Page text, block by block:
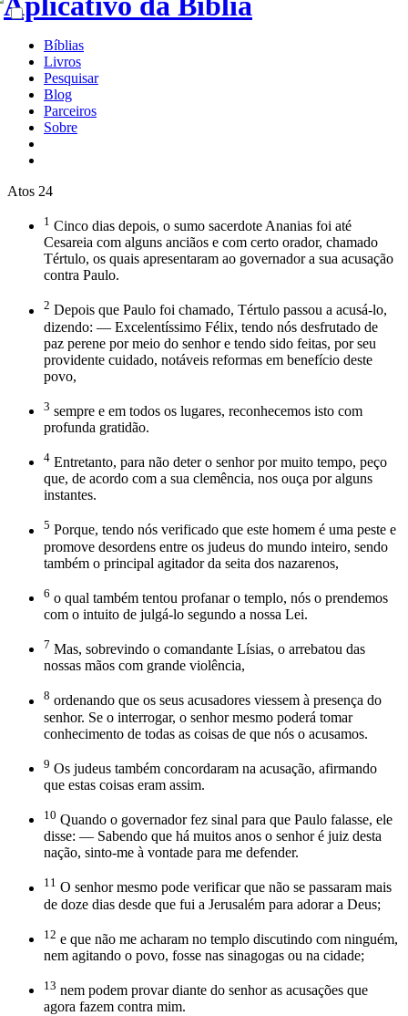
Bíblias
Livros
Pesquisar
Blog
Parceiros
Sobre
Atos 24
1 Cinco dias depois, o sumo sacerdote Ananias foi até
Cesareia com alguns anciãos e com certo orador, chamado
Tértulo, os quais apresentaram ao governador a sua acusação
contra Paulo.
2 Depois que Paulo foi chamado, Tértulo passou a acusá-lo,
dizendo: — Excelentíssimo Félix, tendo nós desfrutado de
paz perene por meio do senhor e tendo sido feitas, por seu
providente cuidado, notáveis reformas em benefício deste
povo,
3 sempre e em todos os lugares, reconhecemos isto com
profunda gratidão.
4 Entretanto, para não deter o senhor por muito tempo, peço
que, de acordo com a sua clemência, nos ouça por alguns
instantes.
5 Porque, tendo nós verificado que este homem é uma peste e
promove desordens entre os judeus do mundo inteiro, sendo
também o principal agitador da seita dos nazarenos,
6 o qual também tentou profanar o templo, nós o prendemos
com o intuito de julgá-lo segundo a nossa Lei.
7 Mas, sobrevindo o comandante Lísias, o arrebatou das
nossas mãos com grande violência,
8 ordenando que os seus acusadores viessem à presença do
senhor. Se o interrogar, o senhor mesmo poderá tomar
conhecimento de todas as coisas de que nós o acusamos.
9 Os judeus também concordaram na acusação, afirmando
que estas coisas eram assim.
10 Quando o governador fez sinal para que Paulo falasse, ele
disse: — Sabendo que há muitos anos o senhor é juiz desta
nação, sinto-me à vontade para me defender.
11 O senhor mesmo pode verificar que não se passaram mais
de doze dias desde que fui a Jerusalém para adorar a Deus;
12 e que não me acharam no templo discutindo com ninguém,
nem agitando o povo, fosse nas sinagogas ou na cidade;
13 nem podem provar diante do senhor as acusações que
agora fazem contra mim.